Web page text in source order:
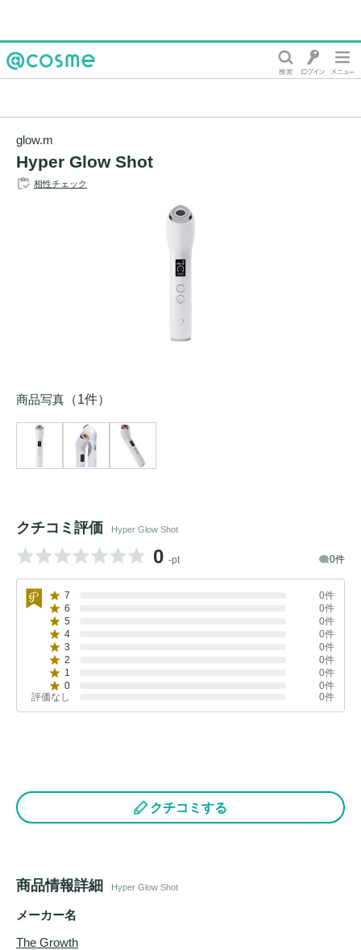
glow.m
Hyper Glow Shot
相性チェック
商品写真 （1件）
クチコミ評価 Hyper Glow Shot
0 -pt 0件
7
0件
6
0件
5
0件
4
0件
3
0件
2
0件
1
0件
0
0件
評価なし
0件
クチコミする
商品情報詳細 Hyper Glow Shot
メーカー名
The Growth